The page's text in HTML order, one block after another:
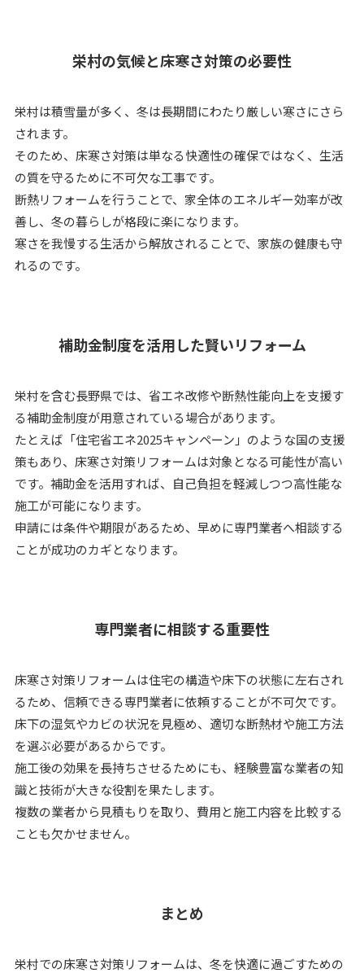
栄村の気候と床寒さ対策の必要性
栄村は積雪量が多く、冬は長期間にわたり厳しい寒さにさら
されます。
そのため、床寒さ対策は単なる快適性の確保ではなく、生活
の質を守るために不可欠な工事です。
断熱リフォームを行うことで、家全体のエネルギー効率が改
善し、冬の暮らしが格段に楽になります。
寒さを我慢する生活から解放されることで、家族の健康も守
れるのです。
補助金制度を活用した賢いリフォーム
栄村を含む長野県では、省エネ改修や断熱性能向上を支援す
る補助金制度が用意されている場合があります。
たとえば「住宅省エネ2025キャンペーン」のような国の支援
策もあり、床寒さ対策リフォームは対象となる可能性が高い
です。補助金を活用すれば、自己負担を軽減しつつ高性能な
施工が可能になります。
申請には条件や期限があるため、早めに専門業者へ相談する
ことが成功のカギとなります。
専門業者に相談する重要性
床寒さ対策リフォームは住宅の構造や床下の状態に左右され
るため、信頼できる専門業者に依頼することが不可欠です。
床下の湿気やカビの状況を見極め、適切な断熱材や施工方法
を選ぶ必要があるからです。
施工後の効果を長持ちさせるためにも、経験豊富な業者の知
識と技術が大きな役割を果たします。
複数の業者から見積もりを取り、費用と施工内容を比較する
ことも欠かせません。
まとめ
栄村での床寒さ対策リフォームは、冬を快適に過ごすための